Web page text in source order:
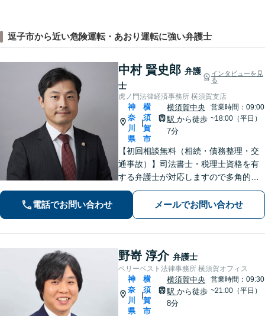
逗子市から近い危険運転・あおり運転に強い弁護士
中村 賢史郎 弁護
士
インタビューを見
る
虎ノ門法律経済事務所 横須賀支店
神
奈
川
県
|
横
須
賀
市
横須賀中央
駅 から徒歩
7分
営業時間：09:00
~18:00（平日）
【初回相談無料（相続・債務整理・交
通事故）】司法書士・税理士資格を有
する弁護士が対応しますので多角的な
専門知識から問題解決が可能です。各
種士業の所属する創業50年国内最大規
模の法律事務所として質の高いワンス
電話でお問い合わせ メールでお問い合わせ
野嵜 淳介 弁護士
ベリーベスト法律事務所 横須賀オフィス
神
奈
川
県
|
横
須
賀
市
横須賀中央
駅 から徒歩
8分
営業時間：09:30
~21:00（平日）